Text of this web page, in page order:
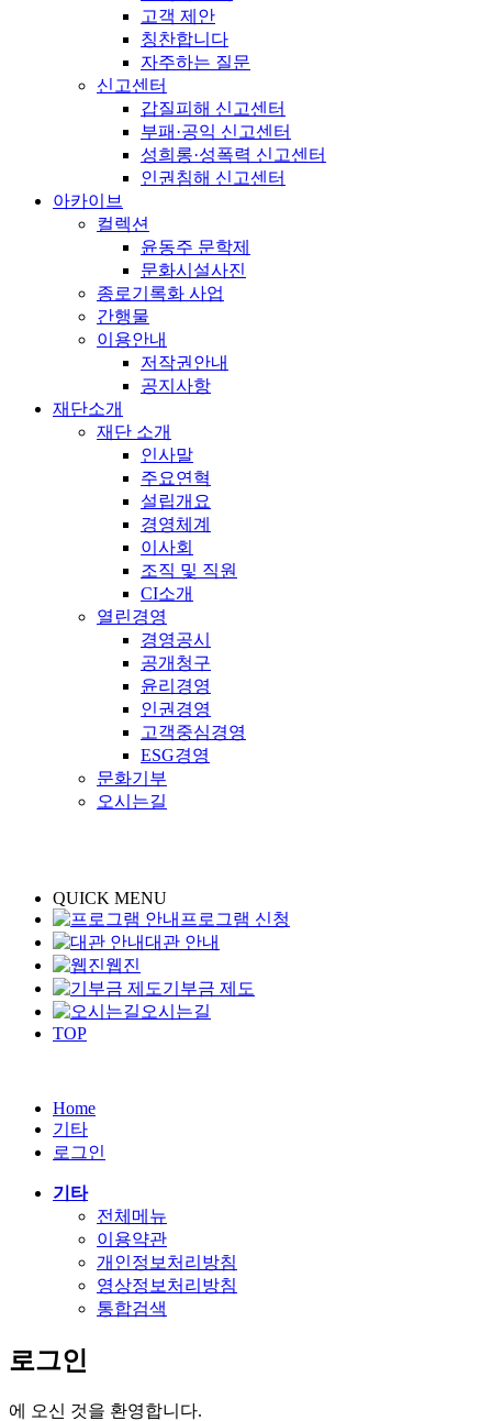
고객 제안
칭찬합니다
자주하는 질문
신고센터
갑질피해 신고센터
부패·공익 신고센터
성희롱·성폭력 신고센터
인권침해 신고센터
아카이브
컬렉션
윤동주 문학제
문화시설사진
종로기록화 사업
간행물
이용안내
저작권안내
공지사항
재단소개
재단 소개
인사말
주요연혁
설립개요
경영체계
이사회
조직 및 직원
CI소개
열린경영
경영공시
공개청구
윤리경영
인권경영
고객중심경영
ESG경영
문화기부
오시는길
QUICK MENU
프로그램 신청
대관 안내
웹진
기부금 제도
오시는길
TOP
Home
기타
로그인
기타
전체메뉴
이용약관
개인정보처리방침
영상정보처리방침
통합검색
로그인
에 오신 것을 환영합니다.